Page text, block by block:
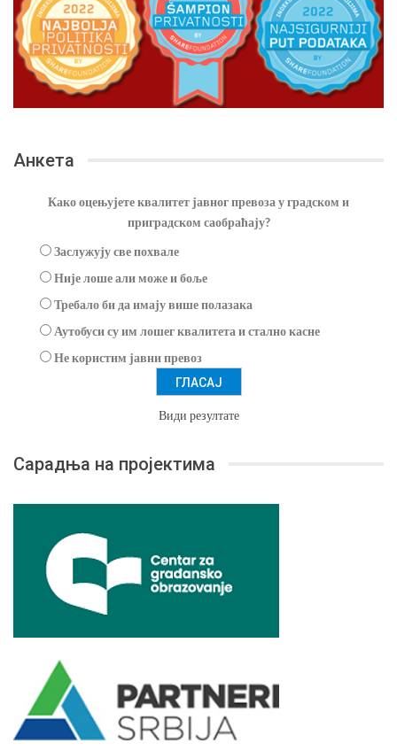
Анкета
Како оцењујете квалитет јавног превоза у градском и
приградском саобраћају?
Заслужују све похвале
Није лоше али може и боље
Требало би да имају више полазака
Аутобуси су им лошег квалитета и стално касне
Не користим јавни превоз
Види резултате
Сарадња на пројектима